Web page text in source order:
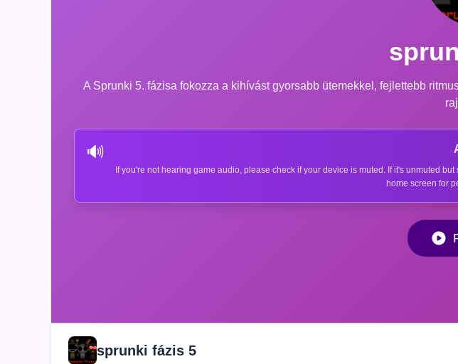
A Sprunki 5. fázisa fokozza a kihívást gyorsabb ütemekkel, fejlettebb
🔊
If you're not hearing game audio, please check if your device is muted. If it's unmuted
home screen for
sprunki fázis 5